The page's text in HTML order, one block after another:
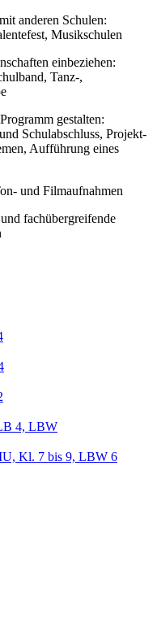
anderen Schulen:
Musikschulen
einbeziehen:
Tanz-,
gestalten:
Schulabschluss, Projekt-
Aufführung eines
und Filmaufnahmen
fachübergreifende
4, LBW
Kl. 7 bis 9, LBW 6